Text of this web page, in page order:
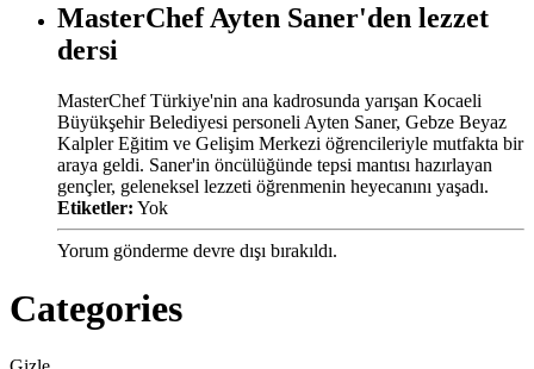
MasterChef Ayten Saner'den lezzet
dersi
MasterChef Türkiye'nin ana kadrosunda yarışan Kocaeli
Büyükşehir Belediyesi personeli Ayten Saner, Gebze Beyaz
Kalpler Eğitim ve Gelişim Merkezi öğrencileriyle mutfakta bir
araya geldi. Saner'in öncülüğünde tepsi mantısı hazırlayan
gençler, geleneksel lezzeti öğrenmenin heyecanını yaşadı.
Etiketler: Yok
Yorum gönderme devre dışı bırakıldı.
Categories